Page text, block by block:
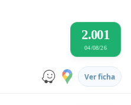
2.001
04/08/26
Ver ficha